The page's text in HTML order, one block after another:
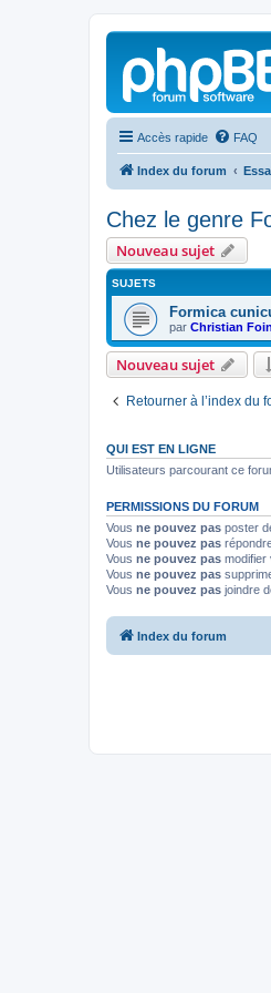
Accès rapide FAQ
Index du forum
Chez le genre
Nouveau sujet
SUJETS
Formica
par Christian Foin
Nouveau sujet
Retourner à l’index du
QUI EST EN LIGNE
Utilisateurs parcourant ce
PERMISSIONS DU FORUM
Vous ne pouvez pas poster
Vous ne pouvez pas
Vous ne pouvez pas modifier
Vous ne pouvez pas
Vous ne pouvez pas joindre
Index du forum